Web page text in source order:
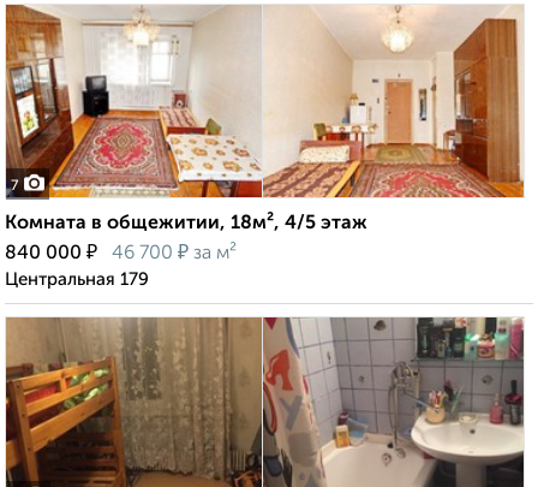
7
Комната в общежитии, 18м², 4/5 этаж
840 000 ₽ 46 700 ₽ за м²
Центральная 179